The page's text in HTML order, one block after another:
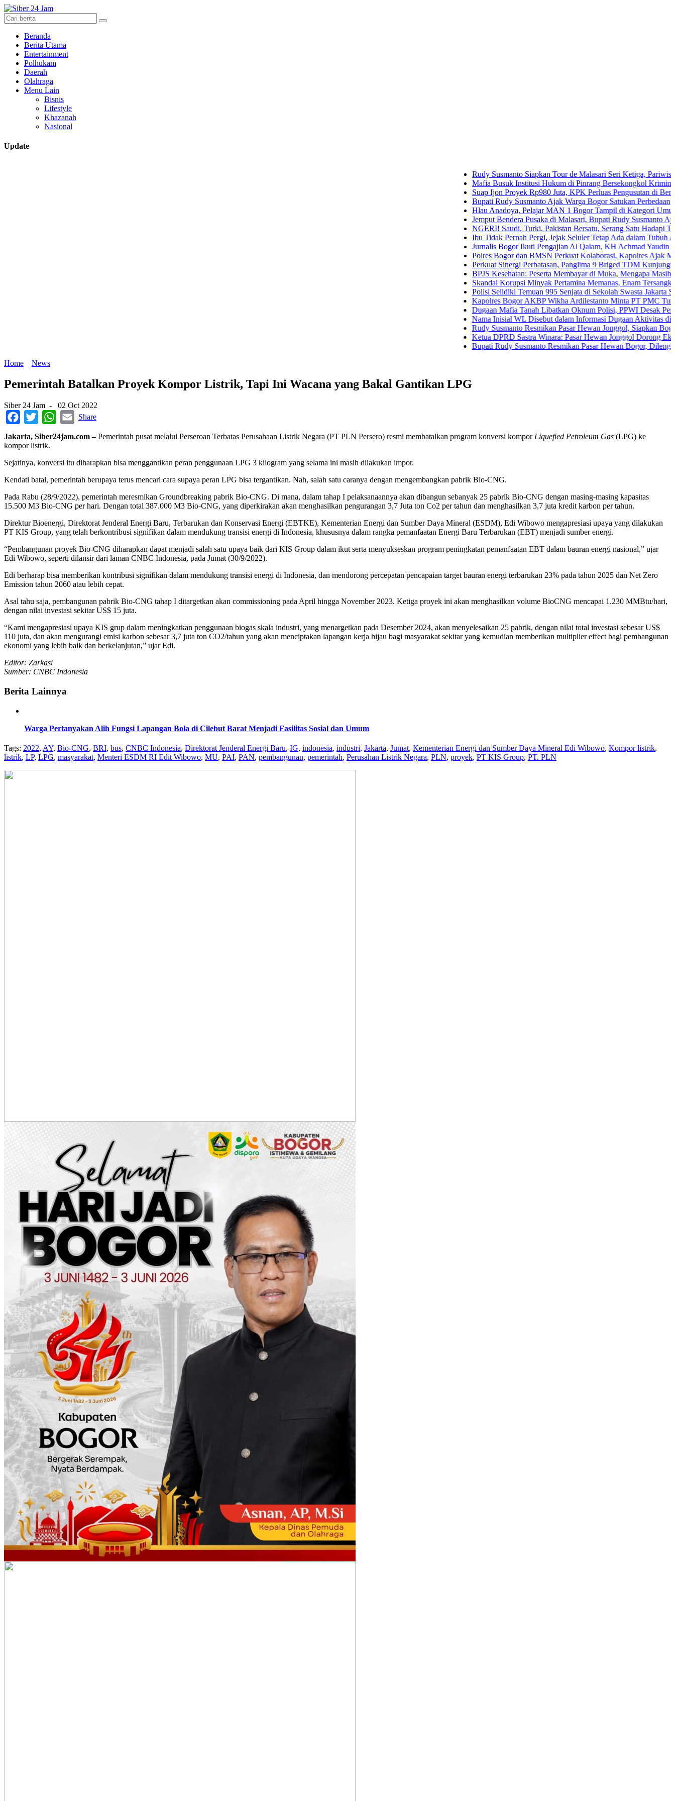
Beranda
Berita Utama
Entertainment
Polhukam
Daerah
Olahraga
Menu Lain
Bisnis
Lifestyle
Khazanah
Nasional
Update
Rudy Susmanto Siapkan Tour de Malasari Seri Ketiga, Pariwisata
Mafia Busuk Institusi Hukum di Pinrang Bersekongkol Kriminalisasi Andi
Suap Ijon Proyek Rp980 Juta, KPK Perluas Pengusutan di Bengkulu
Bupati Rudy Susmanto Ajak Warga Bogor Satukan Perbedaan
Hlau Anadoya, Pelajar MAN 1 Bogor Tampil di Kategori Umum Piala
Jemput Bendera Pusaka di Malasari, Bupati Rudy Susmanto Ajak Warga
NGERI! Saudi, Turki, Pakistan Bersatu, Serang Satu Hadapi Tiga
Ibu Tidak Pernah Pergi, Jejak Seluler Tetap Ada dalam Tubuh Anak
Jurnalis Bogor Ikuti Pengajian Al Qalam, KH Achmad Yaudin Sogir dan
Polres Bogor dan BMSN Perkuat Kolaborasi, Kapolres Ajak Media
Perkuat Sinergi Perbatasan, Panglima 9 Briged TDM Kunjungi Pos
BPJS Kesehatan: Peserta Membayar di Muka, Mengapa Masih
Skandal Korupsi Minyak Pertamina Memanas, Enam Tersangka Resmi
Polisi Selidiki Temuan 995 Senjata di Sekolah Swasta Jakarta Selatan
Kapolres Bogor AKBP Wikha Ardilestanto Minta PT PMC Tunda
Dugaan Mafia Tanah Libatkan Oknum Polisi, PPWI Desak Pengusutan
Nama Inisial WL Disebut dalam Informasi Dugaan Aktivitas di Pantai
Rudy Susmanto Resmikan Pasar Hewan Jonggol, Siapkan Bogor Timur
Ketua DPRD Sastra Winara: Pasar Hewan Jonggol Dorong Ekonomi
Bupati Rudy Susmanto Resmikan Pasar Hewan Bogor, Dilengkapi Hotel
Home
News
Pemerintah Batalkan Proyek Kompor Listrik, Tapi Ini Wacana yang Bakal Gantikan LPG
Siber 24 Jam - 02 Oct 2022
Facebook
Twitter WhatsApp
Email
Share
Jakarta, Siber24jam.com –Pemerintah pusat melalui Perseroan Terbatas Perusahaan Listrik Negara (PT PLN Persero) resmi membatalkan program konversi kompor Liquefied Petroleum Gas (LPG) ke
kompor listrik.
Sejatinya, konversi itu diharapkan bisa menggantikan peran penggunaan LPG 3 kilogram yang selama ini masih dilakukan impor.
Kendati batal, pemerintah berupaya terus mencari cara supaya peran LPG bisa tergantikan. Nah, salah satu caranya dengan mengembangkan pabrik Bio-CNG.
Pada Rabu (28/9/2022), pemerintah meresmikan Groundbreaking pabrik Bio-CNG. Di mana, dalam tahap I pelaksanaannya akan dibangun sebanyak 25 pabrik Bio-CNG dengan masing-masing kapasitas
15.500 M3 Bio-CNG per hari. Dengan total 387.000 M3 Bio-CNG, yang diperkirakan akan menghasilkan pengurangan 3,7 Juta ton Co2 per tahun dan menghasilkan 3,7 juta kredit karbon per tahun.
Direktur Bioenergi, Direktorat Jenderal Energi Baru, Terbarukan dan Konservasi Energi (EBTKE), Kementerian Energi dan Sumber Daya Mineral (ESDM), Edi Wibowo mengapresiasi upaya yang dilakukan
PT KIS Group, yang telah berkontribusi signifikan dalam mendukung transisi energi di Indonesia, khususnya dalam rangka pemanfaatan Energi Baru Terbarukan (EBT) menjadi sumber energi.
“Pembangunan proyek Bio-CNG diharapkan dapat menjadi salah satu upaya baik dari KIS Group dalam ikut serta menyukseskan program peningkatan pemanfaatan EBT dalam bauran energi nasional,” ujar
Edi Wibowo, seperti dilansir dari laman CNBC Indonesia, pada Jumat (30/9/2022).
Edi berharap bisa memberikan kontribusi signifikan dalam mendukung transisi energi di Indonesia, dan mendorong percepatan pencapaian target bauran energi terbarukan 23% pada tahun 2025 dan Net Zero
Emission tahun 2060 atau lebih cepat.
Asal tahu saja, pembangunan pabrik Bio-CNG tahap I ditargetkan akan commissioning pada April hingga November 2023. Ketiga proyek ini akan menghasilkan volume BioCNG mencapai 1.230 MMBtu/hari,
dengan nilai investasi sekitar US$ 15 juta.
“Kami mengapresiasi upaya KIS grup dalam meningkatkan penggunaan biogas skala industri, yang menargetkan pada Desember 2024, akan menyelesaikan 25 pabrik, dengan nilai total investasi sebesar US$
110 juta, dan akan mengurangi emisi karbon sebesar 3,7 juta ton CO2/tahun yang akan menciptakan lapangan kerja hijau bagi masyarakat sekitar yang kemudian memberikan multiplier effect bagi pembangunan
ekonomi yang lebih baik dan berkelanjutan,” ujar Edi.
Editor: Zarkasi
Sumber: CNBC Indonesia
Berita Lainnya
Warga Pertanyakan Alih Fungsi Lapangan Bola di Cilebut Barat Menjadi Fasilitas Sosial dan Umum
Tags: 2022, AY, Bio-CNG, BRI, bus, CNBC Indonesia, Direktorat Jenderal Energi Baru, IG, indonesia, industri, Jakarta, Jumat, Kementerian Energi dan Sumber Daya Mineral Edi Wibowo, Kompor listrik,
listrik, LP, LPG, masyarakat, Menteri ESDM RI Edit Wibowo, MU, PAI, PAN, pembangunan, pemerintah, Perusahan Listrik Negara, PLN, proyek, PT KIS Group, PT. PLN